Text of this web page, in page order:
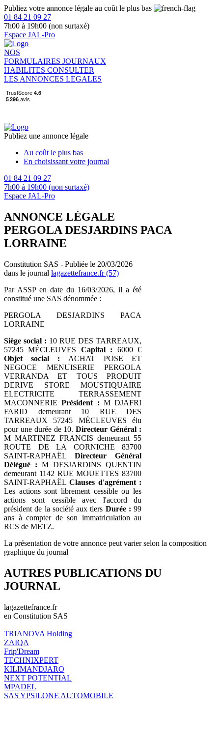
Publiez votre annonce légale au coût le plus bas
01 84 21 09 27
7h00 à 19h00 (non surtaxé)
Espace JAL-Pro
NOS
FORMULAIRES JOURNAUX
HABILITES CONSULTER
LES ANNONCES LEGALES
Publiez une annonce légale
Au coût le plus bas
En choisissant votre journal
01 84 21 09 27
7h00 à 19h00 (non surtaxé)
Espace JAL-Pro
ANNONCE LÉGALE
PERGOLA DESJARDINS PACA
LORRAINE
Constitution SAS - Publiée le 20/03/2026
dans le journal lagazettefrance.fr (57)
Par ASSP en date du 16/03/2026, il a été
constitué une SAS dénommée :
PERGOLA DESJARDINS PACA
LORRAINE
Siège social : 10 RUE DES TARREAUX,
57245 MÉCLEUVES Capital : 6000 €
Objet social : ACHAT POSE ET
NEGOCE MENUISERIE PERGOLA
VERRANDA ET TOUS PRODUIT
DERIVE STORE MOUSTIQUAIRE
ELECTRICITE TERRASSEMENT
MACONNERIEPrésident : M DJAFRI
FARID demeurant 10 RUE DES
TARREAUX 57245 MÉCLEUVES élu
pour une durée de 10.Directeur Général :
M MARTINEZ FRANCIS demeurant 55
ROUTE DE LA CORNICHE 83700
SAINT-RAPHAËL Directeur Général
Délégué : M DESJARDINS QUENTIN
demeurant 1142 RUE MOUETTES 83700
SAINT-RAPHAËLClauses d'agrément :
Les actions sont librement cessible ou les
actions sont cessible avec l'accord du
président de la société aux tiers Durée : 99
ans à compter de son immatriculation au
RCS de METZ.
La présentation de votre annonce peut varier selon la composition
graphique du journal
AUTRES PUBLICATIONS DU
JOURNAL
lagazettefrance.fr
en Constitution SAS
TRIANOVA Holding
ZAIQA
Frip'Dream
TECHNIXPERT
KILIMANDJARO
NEXT POTENTIAL
MPADEL
SAS YPSILONE AUTOMOBILE